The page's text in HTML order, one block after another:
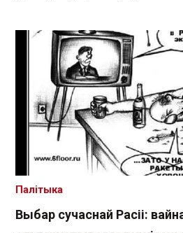
Выбар сучаснай Расіі:
Палітыка